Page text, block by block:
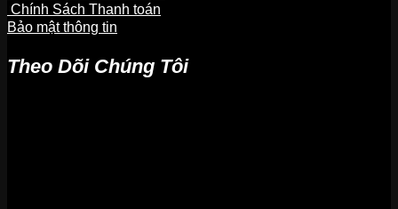
Chính Sách Thanh toán
Bảo mật thông tin
Theo Dõi Chúng Tôi